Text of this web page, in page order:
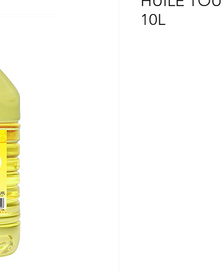
10L